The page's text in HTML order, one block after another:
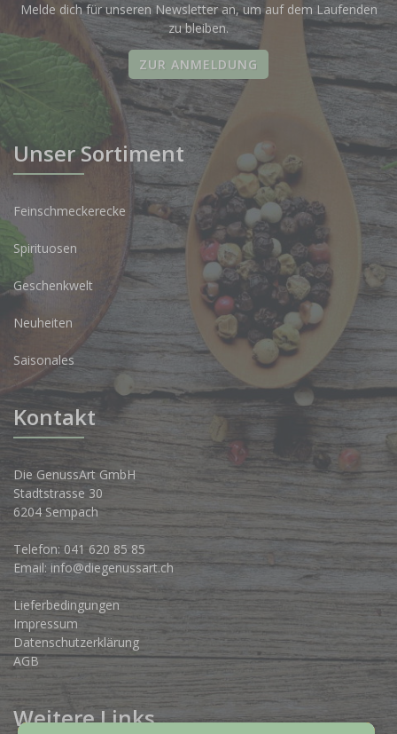
Melde dich für unseren Newsletter an, um auf dem Laufenden
zu bleiben.
ZUR ANMELDUNG
Unser Sortiment
Feinschmeckerecke
Spirituosen
Geschenkwelt
Neuheiten
Saisonales
Kontakt
Die GenussArt GmbH
Stadtstrasse 30
6204 Sempach
Telefon: 041 620 85 85
Email: info@diegenussart.ch
Lieferbedingungen
Impressum
Datenschutzerklärung
AGB
Weitere Links